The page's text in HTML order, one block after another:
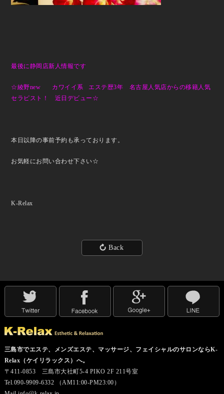
最後に静岡店新人情報です
☆綾野new カワイイ系 エステ歴3年 名古屋人気店からの移籍人気
セラピスト！ 近日デビュー☆
本日以降の事前予約も承っております。
お気軽にお問い合わせ下さい☆
K-Relax
Back
三島市でエステ、メンズエステ、マッサージ、フェイシャルのサロンならK-
Relax（ケイリラックス）へ。
〒411-0853 三島市大社町5-4 PIKO 2F 211号室
Tel.090-9909-6332 （AM11:00-PM23:00）